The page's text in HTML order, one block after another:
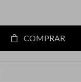
COMPRAR